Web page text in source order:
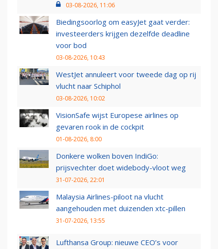
03-08-2026, 11:06
Biedingsoorlog om easyJet gaat verder:
investeerders krijgen dezelfde deadline
voor bod
03-08-2026, 10:43
WestJet annuleert voor tweede dag op rij
vlucht naar Schiphol
03-08-2026, 10:02
VisionSafe wijst Europese airlines op
gevaren rook in de cockpit
01-08-2026, 8:00
Donkere wolken boven IndiGo:
prijsvechter doet widebody-vloot weg
31-07-2026, 22:01
Malaysia Airlines-piloot na vlucht
aangehouden met duizenden xtc-pillen
31-07-2026, 13:55
Lufthansa Group: nieuwe CEO’s voor